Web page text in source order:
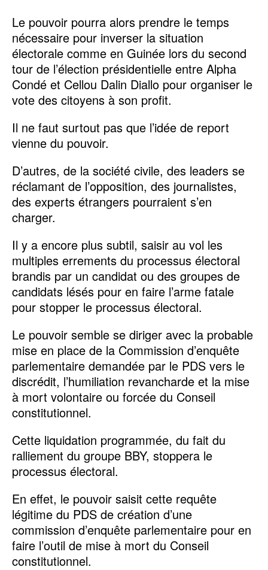
Le pouvoir pourra alors prendre le temps
nécessaire pour inverser la situation
électorale comme en Guinée lors du second
tour de l’élection présidentielle entre Alpha
Condé et Cellou Dalin Diallo pour organiser le
vote des citoyens à son profit.
Il ne faut surtout pas que l’idée de report
vienne du pouvoir.
D’autres, de la société civile, des leaders se
réclamant de l’opposition, des journalistes,
des experts étrangers pourraient s’en
charger.
Il y a encore plus subtil, saisir au vol les
multiples errements du processus électoral
brandis par un candidat ou des groupes de
candidats lésés pour en faire l’arme fatale
pour stopper le processus électoral.
Le pouvoir semble se diriger avec la probable
mise en place de la Commission d’enquête
parlementaire demandée par le PDS vers le
discrédit, l’humiliation revancharde et la mise
à mort volontaire ou forcée du Conseil
constitutionnel.
Cette liquidation programmée, du fait du
ralliement du groupe BBY, stoppera le
processus électoral.
En effet, le pouvoir saisit cette requête
légitime du PDS de création d’une
commission d’enquête parlementaire pour en
faire l’outil de mise à mort du Conseil
constitutionnel.